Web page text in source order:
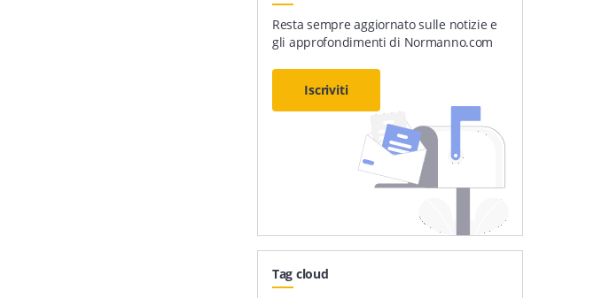
Resta sempre aggiornato sulle notizie e
gli approfondimenti di Normanno.com
Iscriviti
Tag cloud